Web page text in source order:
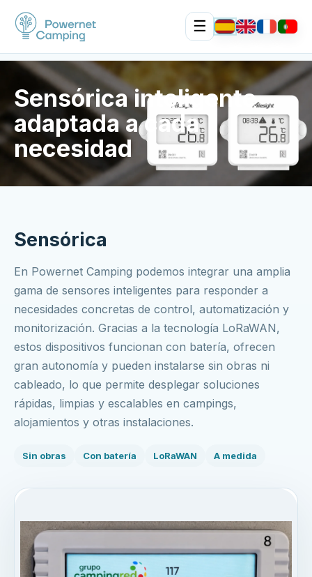
☰
Sensórica inteligente
adaptada a cada
necesidad
Sensórica
En Powernet Camping podemos integrar una amplia
gama de sensores inteligentes para responder a
necesidades concretas de control, automatización y
monitorización. Gracias a la tecnología LoRaWAN,
estos dispositivos funcionan con batería, ofrecen
gran autonomía y pueden instalarse sin obras ni
cableado, lo que permite desplegar soluciones
rápidas, limpias y escalables en campings,
alojamientos y otras instalaciones.
Sin obras Con batería LoRaWAN A medida